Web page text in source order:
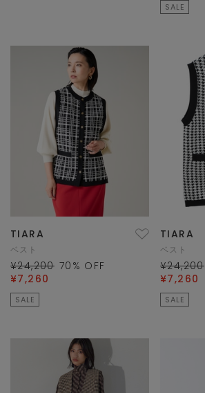
SALE
TIARA
ベスト
¥24,200 70 % OFF
¥7,260
SALE
TIARA
ベスト
¥24,200
¥7,260
SALE